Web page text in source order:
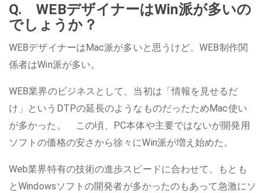
Q. WEBデザイナーはWin派が多いの
でしょうか？
WEBデザイナーはMac派が多いと思うけど、WEB制作関
係者はWin派が多い。
WEB業界のビジネスとして、当初は「情報を見せるだ
け」というDTPの延長のようなものだったためMac使い
が多かった。 この頃、PC本体や主要ではないが開発用
ソフトの価格の安さから徐々にWin派が増え始めた。
Web業界特有の技術の進歩スピードに合わせて、もとも
とWindowsソフトの開発者が多かったのもあって急激にソ